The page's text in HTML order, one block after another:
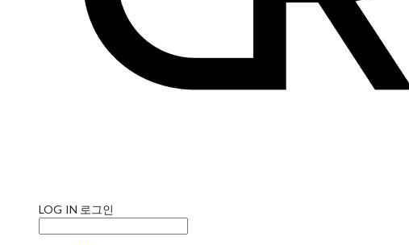
LOG IN 로그인